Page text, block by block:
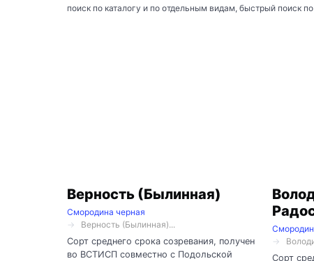
поиск по каталогу и по отдельным видам, быстрый поиск
Верность (Былинная)
Смородина черная
Верность (Былинная)...
Сорт среднего срока созревания, получен
во ВСТИСП совместно с Подольской
Сорт